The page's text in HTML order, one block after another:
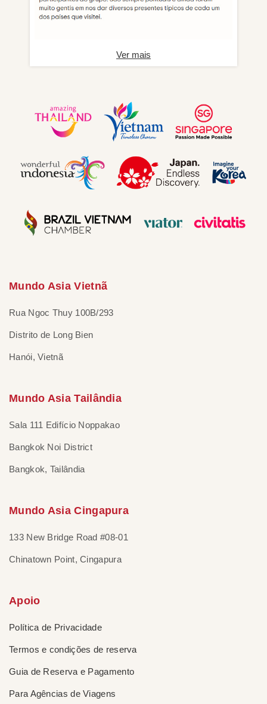
Ver mais
Mundo Asia Vietnã
Rua Ngoc Thuy 100B/293
Distrito de Long Bien
Hanói, Vietnã
Mundo Asia Tailândia
Sala 111 Edifício Noppakao
Bangkok Noi District
Bangkok, Tailândia
Mundo Asia Cingapura
133 New Bridge Road #08-01
Chinatown Point, Cingapura
Apoio
Política de Privacidade
Termos e condições de reserva
Guia de Reserva e Pagamento
Para Agências de Viagens